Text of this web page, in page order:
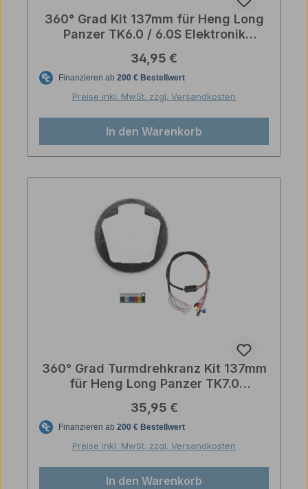
360° Grad Kit 137mm für Heng Long
Panzer TK6.0 / 6.0S Elektronik
Regulärer Preis:
34,95 €
Preise inkl. MwSt. zzgl. Versandkosten
In den Warenkorb
360° Grad Turmdrehkranz Kit 137mm
für Heng Long Panzer TK7.0
Regulärer Preis:
35,95 €
Preise inkl. MwSt. zzgl. Versandkosten
In den Warenkorb